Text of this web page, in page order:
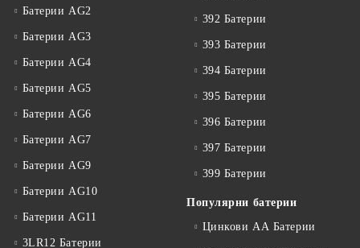
Батерии AG2
Батерии AG3
Батерии AG4
Батерии AG5
Батерии AG6
Батерии AG7
Батерии AG9
Батерии AG10
Батерии AG11
3LR12 Батерии
392 Батерии
393 Батерии
394 Батерии
395 Батерии
396 Батерии
397 Батерии
399 Батерии
Популярни батерии
Цинкови АА Батерии